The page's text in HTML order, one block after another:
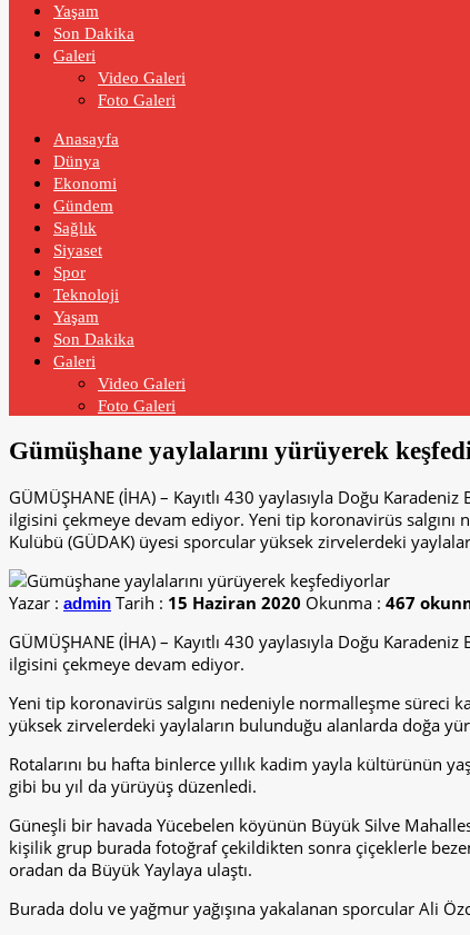
Yaşam
Son Dakika
Galeri
Video Galeri
Foto Galeri
Anasayfa
Dünya
Ekonomi
Gündem
Sağlık
Siyaset
Spor
Teknoloji
Yaşam
Son Dakika
Galeri
Video Galeri
Foto Galeri
Gümüşhane yaylalarını yürüyerek
GÜMÜŞHANE (İHA) – Kayıtlı 430 yaylasıyla Doğu
ilgisini çekmeye devam ediyor. Yeni tip koronavirüs salgını
Kulübü (GÜDAK) üyesi sporcular yüksek zirvelerdeki
Yazar : admin Tarih : 15 Haziran 2020 Okunma : 467
GÜMÜŞHANE (İHA) – Kayıtlı 430 yaylasıyla Doğu
ilgisini çekmeye devam ediyor.
Yeni tip koronavirüs salgını nedeniyle normalleşme süreci
yüksek zirvelerdeki yaylaların bulunduğu alanlarda doğa
Rotalarını bu hafta binlerce yıllık kadim yayla kültürünün
gibi bu yıl da yürüyüş düzenledi.
Güneşli bir havada Yücebelen köyünün Büyük Silve
kişilik grup burada fotoğraf çekildikten sonra çiçeklerle
oradan da Büyük Yaylaya ulaştı.
Burada dolu ve yağmur yağışına yakalanan sporcular Ali